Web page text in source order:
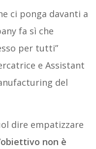
ci ponga davanti a
fa sì che
per tutti”
e Assistant
del
dire empatizzare
non è